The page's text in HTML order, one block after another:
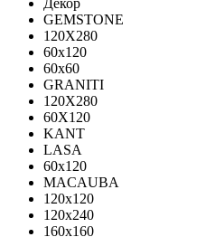
Декор
GEMSTONE
120X280
60x120
60x60
GRANITI
120X280
60X120
KANT
LASA
60x120
MACAUBA
120x120
120x240
160x160